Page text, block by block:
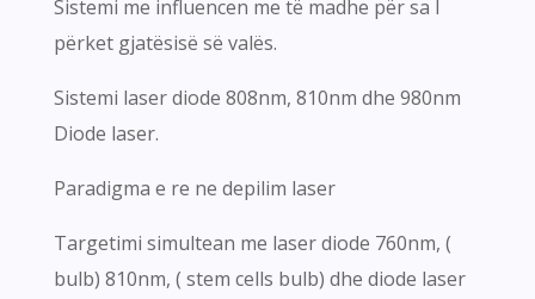
Sistemi me influencen me të madhe për sa I
përket gjatësisë së valës.
Sistemi laser diode 808nm, 810nm dhe 980nm
Diode laser.
Paradigma e re ne depilim laser
Targetimi simultean me laser diode 760nm, (
bulb) 810nm, ( stem cells bulb) dhe diode laser